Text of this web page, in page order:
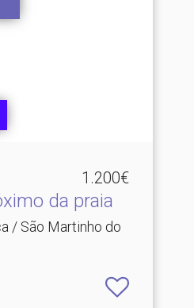
1.200€
da praia
/ São Martinho do